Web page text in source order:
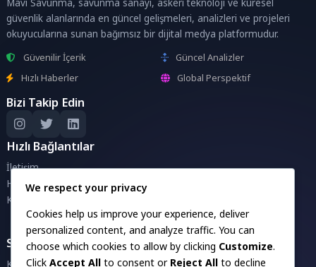
Mavi Savunma, savunma sanayi, askeri teknoloji ve küresel
güvenlik alanlarında en güncel gelişmeleri, analizleri ve projeleri
okuyucularına sunan bağımsız bir dijital medya platformudur.
Güvenilir İçerik
Güncel Analizler
Hızlı Haberler
Global Perspektif
Bizi Takip Edin
Hızlı Bağlantılar
İletişim
Hakkımızda
Künye
Savunma Sanayii Projeleri
Kara Projeleri
We respect your privacy
Cookies help us improve your experience, deliver
personalized content, and analyze traffic. You can
choose which cookies to allow by clicking Customize.
Click Accept All to consent or Reject All to decline